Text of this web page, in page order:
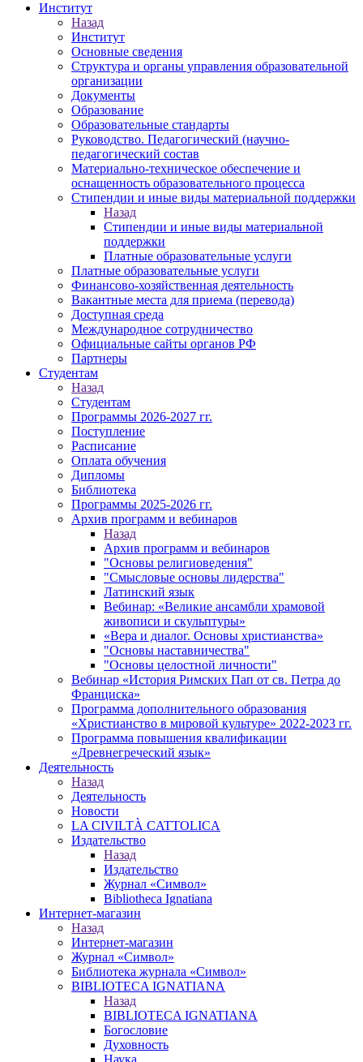
Институт
Назад
Институт
Основные сведения
Структура и органы управления образовательной
организации
Документы
Образование
Образовательные стандарты
Руководство. Педагогический (научно-
педагогический состав
Материально-техническое обеспечение и
оснащенность образовательного процесса
Стипендии и иные виды материальной поддержки
Назад
Стипендии и иные виды материальной
поддержки
Платные образовательные услуги
Платные образовательные услуги
Финансово-хозяйственная деятельность
Вакантные места для приема (перевода)
Доступная среда
Международное сотрудничество
Официальные сайты органов РФ
Партнеры
Студентам
Назад
Студентам
Программы 2026-2027 гг.
Поступление
Расписание
Оплата обучения
Дипломы
Библиотека
Программы 2025-2026 гг.
Архив программ и вебинаров
Назад
Архив программ и вебинаров
"Основы религиоведения"
"Смысловые основы лидерства"
Латинский язык
Вебинар: «Великие ансамбли храмовой
живописи и скульптуры»
«Вера и диалог. Основы христианства»
"Основы наставничества"
"Основы целостной личности"
Вебинар «История Римских Пап от св. Петра до
Франциска»
Программа дополнительного образования
«Христианство в мировой культуре» 2022-2023 гг.
Программа повышения квалификации
«Древнегреческий язык»
Деятельность
Назад
Деятельность
Новости
LA CIVILTÀ CATTOLICA
Издательство
Назад
Издательство
Журнал «Символ»
Bibliotheca Ignatiana
Интернет-магазин
Назад
Интернет-магазин
Журнал «Символ»
Библиотека журнала «Символ»
BIBLIOTECA IGNATIANA
Назад
BIBLIOTECA IGNATIANA
Богословие
Духовность
Наука